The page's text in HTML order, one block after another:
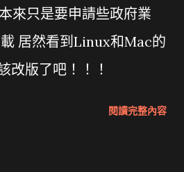
來只是要申請些政府業
居然看到Linux和Mac的
改版了吧！！！
閱讀完整內容